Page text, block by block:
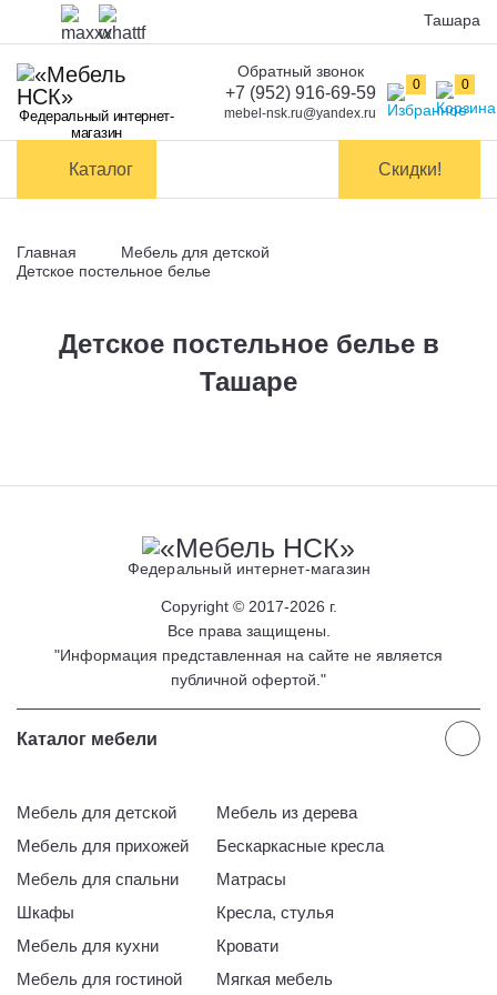
Оплата
Доставка и
самовывоз
Сборка
Обмен и
Контакты
Ташара
Федеральный интернет-
магазин
0 0
Обратный звонок
+7 (952) 916-69-59
mebel-nsk.ru@yandex.ru
Каталог Скидки!
Главная
Мебель для детской
Детское постельное белье
Детское постельное белье в
Ташаре
Федеральный интернет-магазин
Copyright © 2017-2026 г.
Все права защищены.
"Информация представленная на сайте не является
публичной офертой."
Каталог мебели
Мебель для детской
Мебель для прихожей
Мебель для спальни
Шкафы
Мебель для кухни
Мебель для гостиной
Мебель из дерева
Бескаркасные кресла
Матрасы
Кресла, стулья
Кровати
Мягкая мебель